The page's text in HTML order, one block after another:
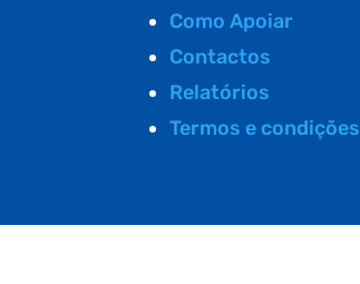
Como Apoiar
Contactos
Relatórios
Termos e condições